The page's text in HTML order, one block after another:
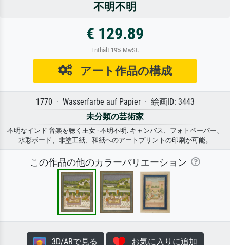
不明不明
€ 129.89
Enthält 19% MwSt.
アート作品の構成
1770 · Wasserfarbe auf Papier · 絵画ID: 3443
未分類の芸術家
不明なインド-音楽を聴く王女 · 不明不明. キャンバス、フォトペーパー、
水彩ボード、非塗工紙、和紙へのアートプリントの印刷が可能。
この作品の他のカラーバリエーション
3D/ARで見る お気に入りに追加